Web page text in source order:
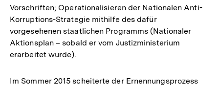
Vorschriften; Operationalisieren der Nationalen Anti-
Korruptions-Strategie mithilfe des dafür
vorgesehenen staatlichen Programms (Nationaler
Aktionsplan – sobald er vom Justizministerium
erarbeitet wurde).
Im Sommer 2015 scheiterte der Ernennungsprozess